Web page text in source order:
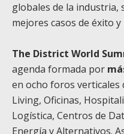
globales de la industria,
mejores casos de éxito
The District World
agenda formada por
en ocho foros verticales
Living, Oficinas,
Logística, Centros de
Energía y Alternativos.